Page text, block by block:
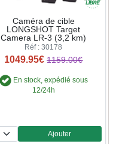
Caméra de cible
LONGSHOT Target
Camera LR-3 (3,2 km)
Réf : 30178
1049.95€ 1159.00€
En stock, expédié sous
12/24h
Quantité
Ajouter